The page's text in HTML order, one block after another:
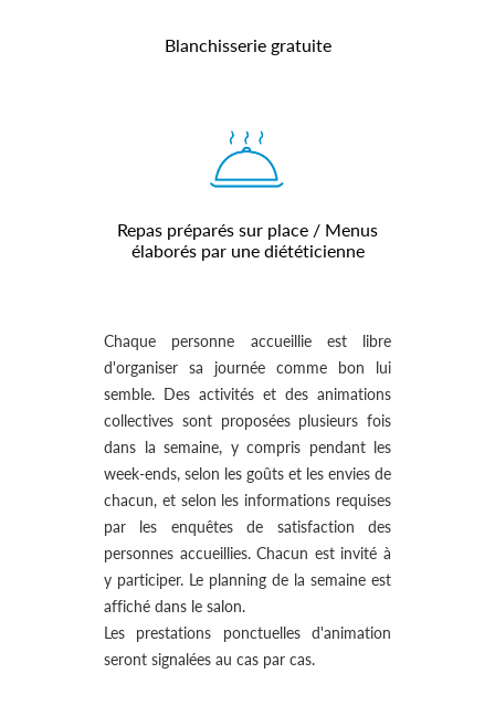
Blanchisserie gratuite
Repas préparés sur place / Menus
élaborés par une diététicienne
Chaque personne accueillie est libre
d'organiser sa journée comme bon lui
semble. Des activités et des animations
collectives sont proposées plusieurs fois
dans la semaine, y compris pendant les
week-ends, selon les goûts et les envies de
chacun, et selon les informations requises
par les enquêtes de satisfaction des
personnes accueillies. Chacun est invité à
y participer. Le planning de la semaine est
affiché dans le salon.
Les prestations ponctuelles d'animation
seront signalées au cas par cas.